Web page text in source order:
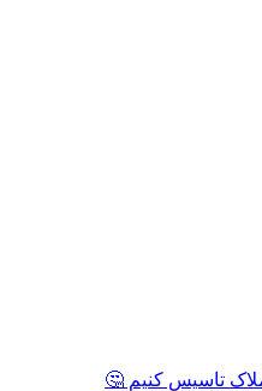
تاسیس کنیم 🤔